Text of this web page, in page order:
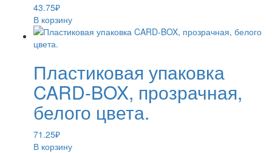
43.75₽
В корзину
Пластиковая упаковка
CARD-BOX, прозрачная,
белого цвета.
71.25₽
В корзину